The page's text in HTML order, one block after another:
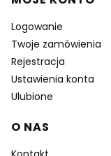
Logowanie
Twoje zamówienia
Rejestracja
Ustawienia konta
Ulubione
O NAS